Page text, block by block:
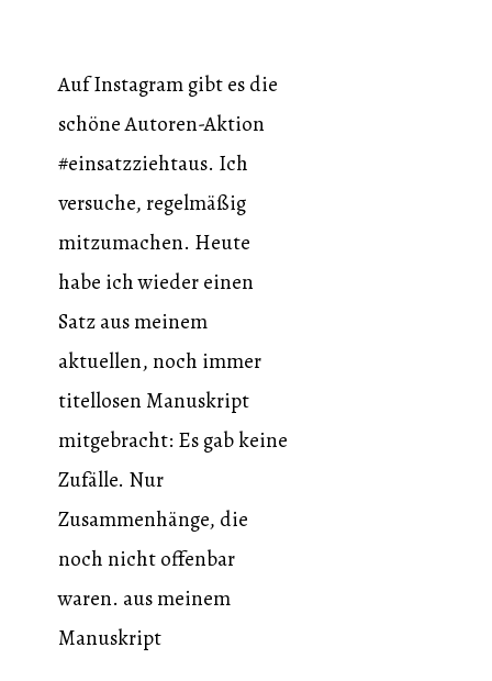
Auf Instagram gibt es die
schöne Autoren-Aktion
#einsatzziehtaus. Ich
versuche, regelmäßig
mitzumachen. Heute
habe ich wieder einen
Satz aus meinem
aktuellen, noch immer
titellosen Manuskript
mitgebracht: Es gab keine
Zufälle. Nur
Zusammenhänge, die
noch nicht offenbar
waren. aus meinem
Manuskript